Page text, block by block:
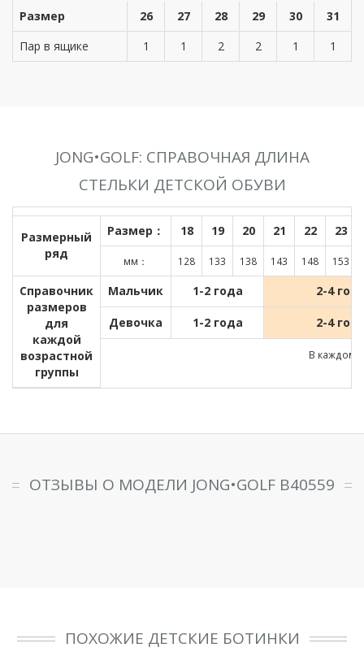
Размер 26 27 28 29 30
31
Пар в ящике
1 1 2 2 1 1
JONG•GOLF: СПРАВОЧНАЯ ДЛИНА
СТЕЛЬКИ ДЕТСКОЙ ОБУВИ
Размерный
ряд
Размер： 18 19 20 21 22 23
мм： 128 133 138 143 148 153
Справочник
размеров
для
каждой
возрастной
группы
Мальчик 1-2 года 2-4
Девочка 1-2 года 2-4
В каждом
ОТЗЫВЫ О МОДЕЛИ JONG•GOLF B40559
ПОХОЖИЕ ДЕТСКИЕ БОТИНКИ